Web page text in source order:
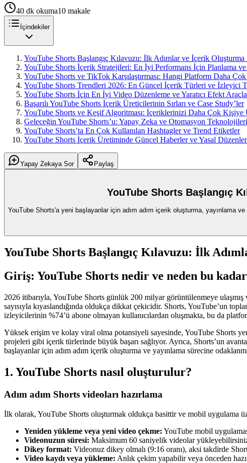
40 dk okuma10 makale
İçindekiler
YouTube Shorts Başlangıç Kılavuzu: İlk Adımlar ve İçerik Oluşturma
YouTube Shorts İçerik Stratejileri: En İyi Performans İçin Planlama
YouTube Shorts ve TikTok Karşılaştırması: Hangi Platform Daha
YouTube Shorts Trendleri 2026: En Güncel İçerik Türleri ve İzleyici
YouTube Shorts İçin En İyi Video Düzenleme ve Yaratıcı Efekt
Başarılı YouTube Shorts İçerik Üreticilerinin Sırları ve Case Study’ler
YouTube Shorts ve Keşif Algoritması: İçeriklerinizi Daha Çok Kişiye
Geleceğin YouTube Shorts’u: Yapay Zeka ve Otomasyon
YouTube Shorts’ta En Çok Kullanılan Hashtagler ve Trend Etiketler
YouTube Shorts İçerik Üretiminde Güncel Haberler ve Yasal
Yapay Zekaya Sor
Paylaş
YouTube Shorts Başlangıç
YouTube Shorts'a yeni başlayanlar için adım adım içerik oluşturma, yayınlama
YouTube Shorts Başlangıç Kılavuzu: İlk
Giriş: YouTube Shorts nedir ve neden bu
2026 itibarıyla, YouTube Shorts günlük 200 milyar görüntülenmeye
sayısıyla kıyaslandığında oldukça dikkat çekicidir. Shorts, YouTube’un
izleyicilerinin %74’ü abone olmayan kullanıcılardan oluşmakta, bu da
Yüksek erişim ve kolay viral olma potansiyeli sayesinde, YouTube Shorts
projeleri gibi içerik türlerinde büyük başarı sağlıyor. Ayrıca, Shorts’un
başlayanlar için adım adım içerik oluşturma ve yayınlama sürecine
1. YouTube Shorts nasıl oluşturulur?
Adım adım Shorts videoları hazırlama
İlk olarak, YouTube Shorts oluşturmak oldukça basittir ve mobil uygulama
Yeniden yükleme veya yeni video çekme: YouTube mobil
Videonuzun süresi: Maksimum 60 saniyelik videolar
Dikey format: Videonuz dikey olmalı (9:16 oranı), aksi takdirde
Video kaydı veya yükleme: Anlık çekim yapabilir veya önceden